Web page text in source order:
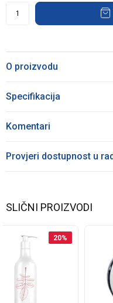
O proizvodu
Specifikacija
Komentari
Provjeri dostupnost u
SLIČNI PROIZVODI
20%